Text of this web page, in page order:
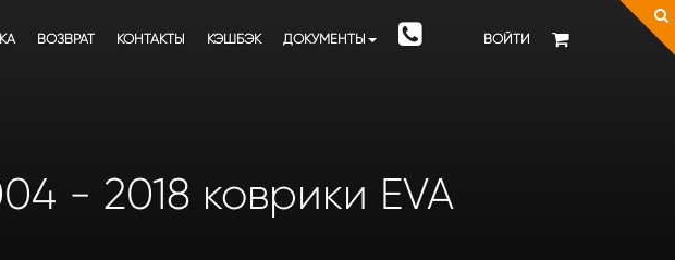
ВОЙТИ
ВОЗВРАТ КОНТАКТЫ КЭШБЭК ДОКУМЕНТЫ
- 2018 коврики EVA